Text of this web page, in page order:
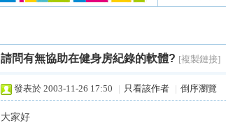
›
請問有無協助在健身房紀錄的軟體? [複製鏈接]
發表於 2003-11-26 17:50 | 只看該作者 | 倒序瀏覽
大家好